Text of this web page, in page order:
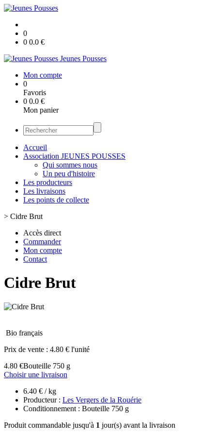
0
0 0.0 €
Jeunes Pousses
Mon compte
0
Favoris
0 0.0 €
Mon panier
Accueil
Association JEUNES POUSSES
Qui sommes nous
Un peu d'histoire
Les producteurs
Les livraisons
Les points de collecte
> Cidre Brut
Accès direct
Commander
Mon compte
Contact
Cidre Brut
Bio français
Prix de vente : 4.80 € l'unité
4.80 €Bouteille 750 g
Choisir une livraison
6.40 € / kg
Producteur : Les Vergers de la Rouérie
Conditionnement : Bouteille 750 g
Produit commandable jusqu'à 1 jour(s) avant la livraison